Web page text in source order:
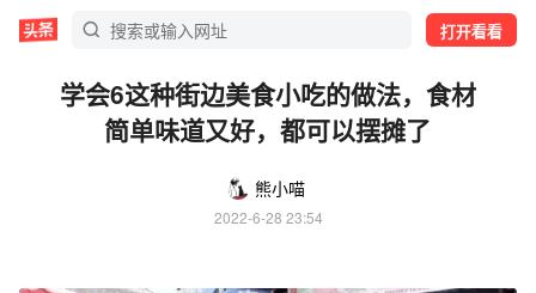
打开看看
学会6这种街边美食小吃的做法，食材
简单味道又好，都可以摆摊了
熊小喵
2022-6-28 23:54